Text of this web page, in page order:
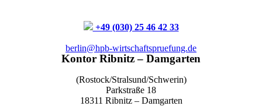
+49 (030) 25 46 42 33
berlin@hpb-wirtschaftspruefung.de
Kontor Ribnitz – Damgarten
(Rostock/Stralsund/Schwerin)
Parkstraße 18
18311 Ribnitz – Damgarten